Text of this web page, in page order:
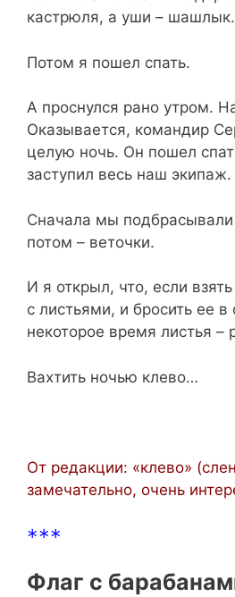
кастрюля, а уши –
Потом я пошел спать.
А проснулся рано утром.
Оказывается, командир
целую ночь. Он пошел
заступил весь наш экипаж.
Сначала мы подбрасывали
потом – веточки.
И я открыл, что, если
с листьями, и бросить ее в
некоторое время листья –
Вахтить ночью клево…
От редакции: «клево»
замечательно, очень
***
Флаг с